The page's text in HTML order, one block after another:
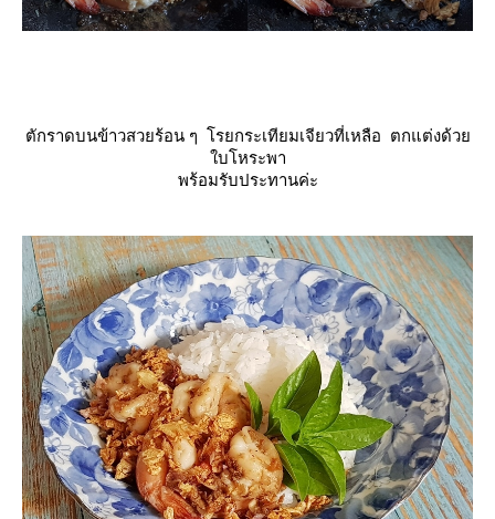
ตักราดบนข้าวสวยร้อน ๆ โรยกระเทียมเจียวที่เหลือ ตกแต่งด้ว
บโหระพา
พร้อมรับประทานค่ะ